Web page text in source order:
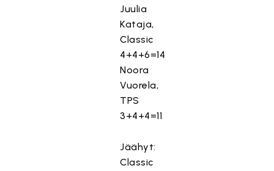
Juulia
Kataja,
Classic
4+4+6=14
Noora
Vuorela,
TPS
3+4+4=11
Jäähyt:
Classic